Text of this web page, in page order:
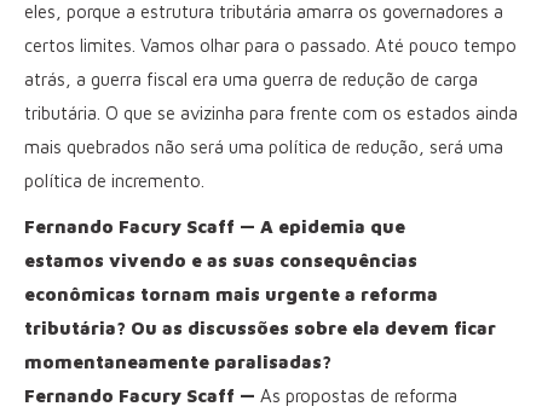
eles, porque a estrutura tributária amarra os governadores a
certos limites. Vamos olhar para o passado. Até pouco tempo
atrás, a guerra fiscal era uma guerra de redução de carga
tributária. O que se avizinha para frente com os estados ainda
mais quebrados não será uma política de redução, será uma
política de incremento.
Fernando Facury Scaff — A epidemia que
estamos vivendo e as suas consequências
econômicas tornam mais urgente a reforma
tributária? Ou as discussões sobre ela devem ficar
momentaneamente paralisadas?
Fernando Facury Scaff — As propostas de reforma